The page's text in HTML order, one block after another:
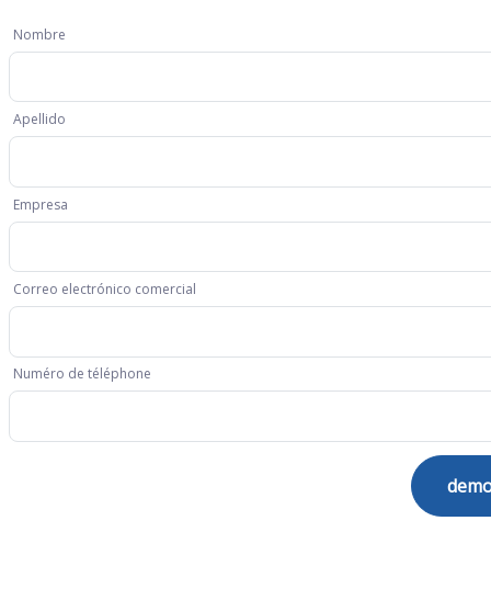
Nombre
Apellido
Empresa
Correo electrónico comercial
Numéro de téléphone